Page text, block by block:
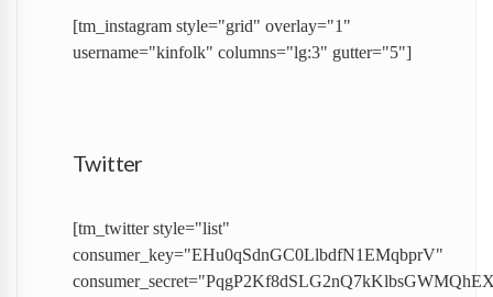
[tm_instagram style="grid" overlay="1"
username="kinfolk" columns="lg:3" gutter="5"]
Twitter
[tm_twitter style="list"
consumer_key="EHu0qSdnGC0LlbdfN1EMqbprV"